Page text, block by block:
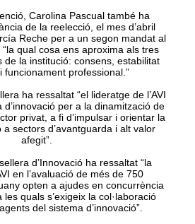
Carolina Pascual també ha
de la reelecció, el mes d’abril
Reche per a un segon mandat al
“la qual cosa ens aproxima als tres
de la institució: consens, estabilitat
funcionament professional.”
ha ressaltat “el lideratge de l’AVI
per a la dinamització de
privat, a fi d’impulsar i orientar la
a sectors d’avantguarda i alt valor
afegit”.
d’Innovació ha ressaltat “la
en l’avaluació de més de 750
opten a ajudes en concurrència
quals s’exigeix la col·laboració
del sistema d’innovació”.